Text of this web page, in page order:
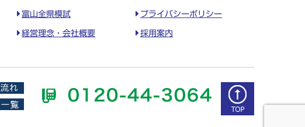
富山全県模試 プライバシーポリシー
経営理念・会社概要 採用案内